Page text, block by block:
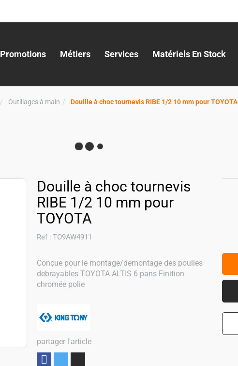
Promotions Métiers Services Matériels En Stock
Outillages à main Douille à choc tournevis RIBE 1/2 10 mm pour TOYOTA
Douille à choc tournevis
RIBE 1/2 10 mm pour
TOYOTA
Ref : TO9AW4911
partager l'article
Conçue pour le montage/demontage des poulies
debrayables TOYOTA ALTIS 6 pans Finition
chromée polie